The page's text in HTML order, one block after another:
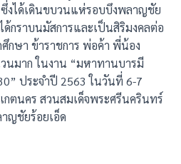
งได้เดินขบวนแห่รอบบึงพลาญชัย
กราบนมัสการและเป็นสิริมงคลต่อ
กษา ข้าราชการ พ่อค้า พี่น้อง
มาก ในงาน “มหาทานบารมี
ประจำปี 2563 ในวันที่ 6-7
ตนคร สวนสมเด็จพระศรีนครินทร์
าญชัยร้อยเอ็ด